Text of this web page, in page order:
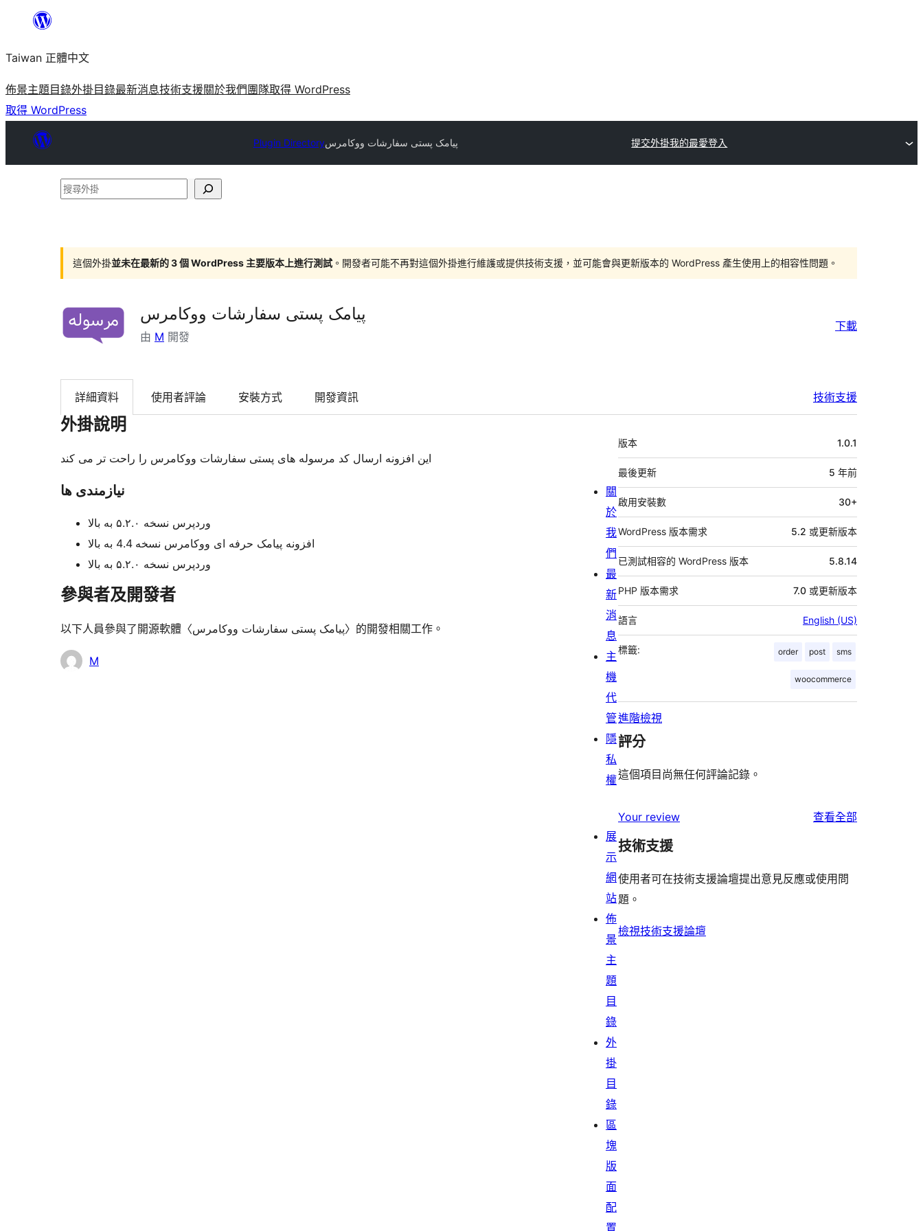
主
要
內
容
Taiwan 正體中文
佈景主題目錄外掛目錄最新消息技術支援關於我們 團隊取得 WordPress
取得 WordPress
Plugin Directoryپیامک پستی سفارشات ووکامرس 提交外掛我的最愛登入
搜
掛
這個外掛並未在最新的 3 個 WordPress 主要版本上進行測試 。開發者可能不再對這個外掛進行維護或提供技術支援，並可能會與更新版本的 WordPress 產生使用上的相容性問題。
پیامک پستی سفارشات ووکامرس
由 M 開發
下載
詳細資料 使用者評論 安裝方式 開發資訊 技術支援
外掛說明
‫این افزونه ارسال کد مرسوله های پستی سفارشات ووکامرس را راحت تر می کند
نیازمندی ها
وردپرس نسخه ۵.۲.۰ به بالا
افزونه پیامک حرفه ای ووکامرس نسخه 4.4 به بالا
وردپرس نسخه ۵.۲.۰ به بالا
參與者及開發者
以下人員參與了開源軟體〈پیامک پستی سفارشات ووکامرس〉的開發相關工作。
參
M
中
繼
資
料
版本 1.0.1
最後更新 5 年前
啟用安裝數 30+
WordPress 版本需求 5.2 或更新版本
已測試相容的 WordPress 版本 5.8.14
PHP 版本需求 7.0 或更新版本
語言 English (US)
標籤: order post sms
woocommerce
進階檢視
評分
這個項目尚無任何評論記錄。
Your review 查看全部
技術支援
使用者可在技術支援論壇提出意見反應或使用問
題。
檢視技術支援論壇
關
於
我
們
最
新
消
息
主
機
代
管
隱
私
權
展
示
網
站
佈
景
主
題
目
錄
外
掛
目
錄
區
塊
版
面
配
置